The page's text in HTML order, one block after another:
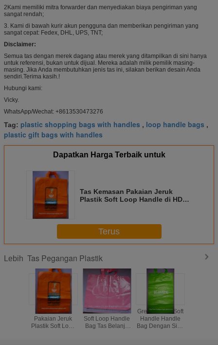
2Kami memiliki mitra forwarder dan menyediakan biaya pengiriman yang
sangat rendah;
3. Kami di bawah kurir akun pengguna dan memberikan pengiriman yang
sangat cepat: Fedex, DHL, UPS, TNT;
Disclaimer:
Semua tas dengan merek dagang atau merek yang ditampilkan di sini hanya
untuk referensi, bukan untuk dijual. Mereka adalah milik pemilik masing-
masing. Jika Anda membutuhkan jenis tas ini, silakan berikan desain Anda
sendiri.Terima kasih.!
Hubungi kami:
Vicky.
WhatsApp/Wechat: +8613530473276
Tag: plastic shopping bags with handles , loop handle bags ,
plastic gift bags with handles
Dapatkan Harga Terbaik untuk
Tas Kemasan Pakaian Jeruk
Plastik Soft Loop Handle di HDPE
Terus
Lebih Tas Pegangan Plastik
Tas Kemasan
Pakaian Jeruk
Plastik Soft Loop
OEM Pink LDPE
Soft Loop Handle
Bag Tas Belanja
Green HDPE Soft
Handle Handle
Bag Dengan Side